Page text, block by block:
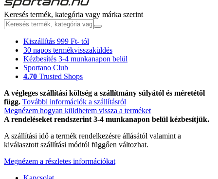
Keresés termék, kategória vagy márka szerint
Kiszállítás 999 Ft- tól
30 napos termékvisszaküldés
Kézbesítés 3-4 munkanapon belül
Sportano Club
4.70 Trusted Shops
A végleges szállítási költség a szállítmány súlyától és méretétől
függ. További információk a szállításról
Megnézem hogyan küldhetem vissza a terméket
A rendeléseket rendszerint 3-4 munkanapon belül kézbesítjük.
A szállítási idő a termék rendelkezésre állásától valamint a
kiválasztott szállítási módtól függően változhat.
Megnézem a részletes információkat